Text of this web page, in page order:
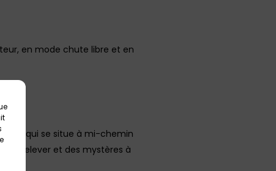
en mode chute libre et en
jeu qui se situe à mi-chemin
à relever et des mystères à